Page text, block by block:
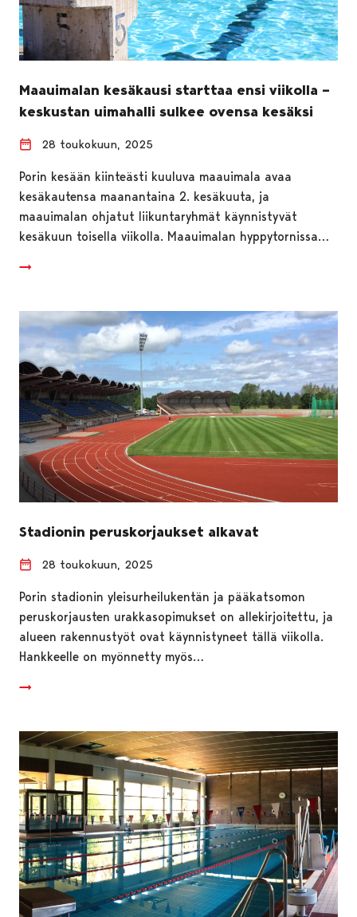
Maauimalan kesäkausi starttaa ensi viikolla –
keskustan uimahalli sulkee ovensa kesäksi
28 toukokuun, 2025
Porin kesään kiinteästi kuuluva maauimala avaa
kesäkautensa maanantaina 2. kesäkuuta, ja
maauimalan ohjatut liikuntaryhmät käynnistyvät
kesäkuun toisella viikolla. Maauimalan hyppytornissa…
Stadionin peruskorjaukset alkavat
28 toukokuun, 2025
Porin stadionin yleisurheilukentän ja pääkatsomon
peruskorjausten urakkasopimukset on allekirjoitettu, ja
alueen rakennustyöt ovat käynnistyneet tällä viikolla.
Hankkeelle on myönnetty myös…